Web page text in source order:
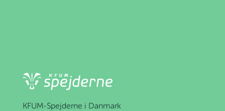
KFUM-Spejderne i Danmark